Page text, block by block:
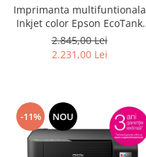
Imprimanta multifuntionala
Inkjet color Epson EcoTank
L6490, Wi-Fi, ADF, funcții de
imprimare față-verso, scanare
și copiere, Fax
2.845,00 Lei
2.231,00 Lei
-11% NOU